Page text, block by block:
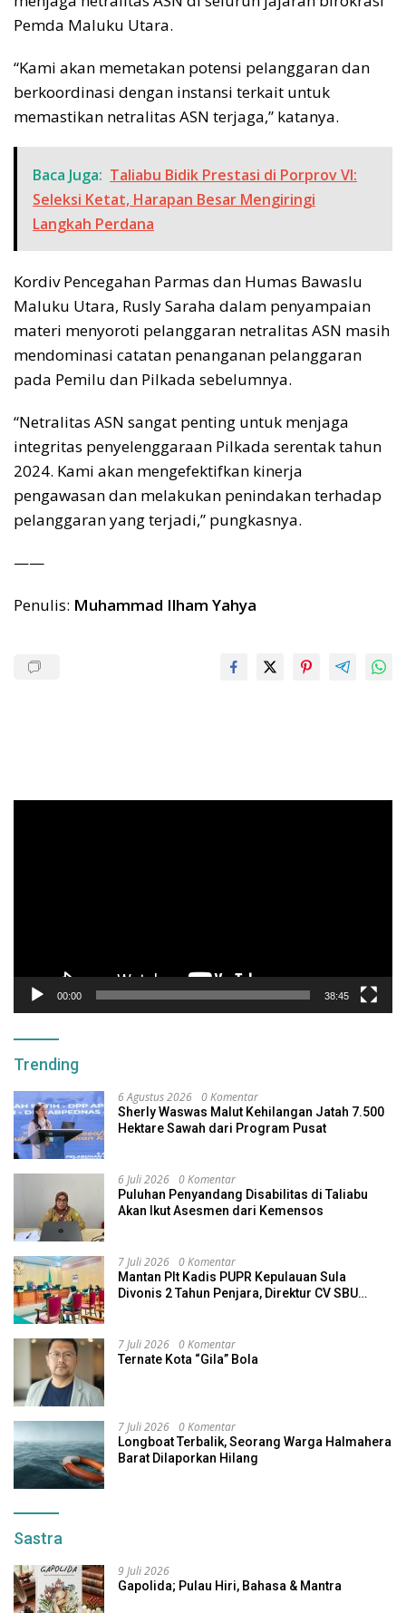
Pemda Maluku Utara.
“Kami akan memetakan potensi pelanggaran dan
berkoordinasi dengan instansi terkait untuk
memastikan netralitas ASN terjaga,” katanya.
Baca Juga: Taliabu Bidik Prestasi di Porprov VI:
Seleksi Ketat, Harapan Besar Mengiringi
Langkah Perdana
Kordiv Pencegahan Parmas dan Humas Bawaslu
Maluku Utara, Rusly Saraha dalam penyampaian
materi menyoroti pelanggaran netralitas ASN masih
mendominasi catatan penanganan pelanggaran
pada Pemilu dan Pilkada sebelumnya.
“Netralitas ASN sangat penting untuk menjaga
integritas penyelenggaraan Pilkada serentak tahun
2024. Kami akan mengefektifkan kinerja
pengawasan dan melakukan penindakan terhadap
pelanggaran yang terjadi,” pungkasnya.
——
Penulis: Muhammad Ilham Yahya
00:00 38:45
Trending
6 Agustus 2026 0 Komentar
Sherly Waswas Malut Kehilangan Jatah 7.500
Hektare Sawah dari Program Pusat
6 Juli 2026 0 Komentar
Puluhan Penyandang Disabilitas di Taliabu
Akan Ikut Asesmen dari Kemensos
7 Juli 2026 0 Komentar
Mantan Plt Kadis PUPR Kepulauan Sula
Divonis 2 Tahun Penjara, Direktur CV SBU
7 Juli 2026 0 Komentar
Ternate Kota “Gila” Bola
7 Juli 2026 0 Komentar
Longboat Terbalik, Seorang Warga Halmahera
Barat Dilaporkan Hilang
Sastra
9 Juli 2026
Gapolida; Pulau Hiri, Bahasa & Mantra